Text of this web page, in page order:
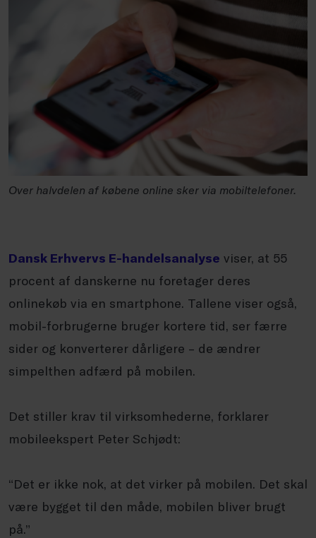
Over halvdelen af købene online sker via mobiltelefoner.
Dansk Erhvervs E-handelsanalyse viser, at 55
procent af danskerne nu foretager deres
onlinekøb via en smartphone. Tallene viser også,
mobil-forbrugerne bruger kortere tid, ser færre
sider og konverterer dårligere – de ændrer
simpelthen adfærd på mobilen.
Det stiller krav til virksomhederne, forklarer
mobileekspert Peter Schjødt:
“Det er ikke nok, at det virker på mobilen. Det skal
være bygget til den måde, mobilen bliver brugt
på.”